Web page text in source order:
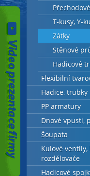
T-kusy, Y-
Zátky
Stěnové
Hadicové
Flexibilní
Hadice, trubky
PP armatury
Dnové vpusti,
Šoupata
Kulové ventily,
rozdělovače
Hadicové